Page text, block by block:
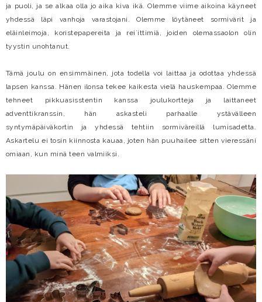
ja puoli, ja se alkaa olla jo aika kiva ikä. Olemme viime aikoina käyneet
yhdessä läpi vanhoja varastojani. Olemme löytäneet sormivärit ja
eläinleimoja, koristepapereita ja rei´ittimiä, joiden olemassaolon olin
tyystin unohtanut.
Tämä joulu on ensimmäinen, jota todella voi laittaa ja odottaa yhdessä
lapsen kanssa. Hänen ilonsa tekee kaikesta vielä hauskempaa. Olemme
tehneet pikkuasisstentin kanssa joulukortteja ja laittaneet
adventtikranssin, hän askasteli parhaalle ystävälleen
syntymäpäiväkortin ja yhdessä tehtiin sormiväreillä lumisadetta.
Askartelu ei tosin kiinnosta kauaa, joten hän puuhailee sitten vieressäni
omiaan, kun minä teen valmiiksi.